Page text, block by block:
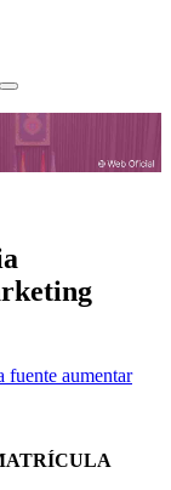
fuente aumentar